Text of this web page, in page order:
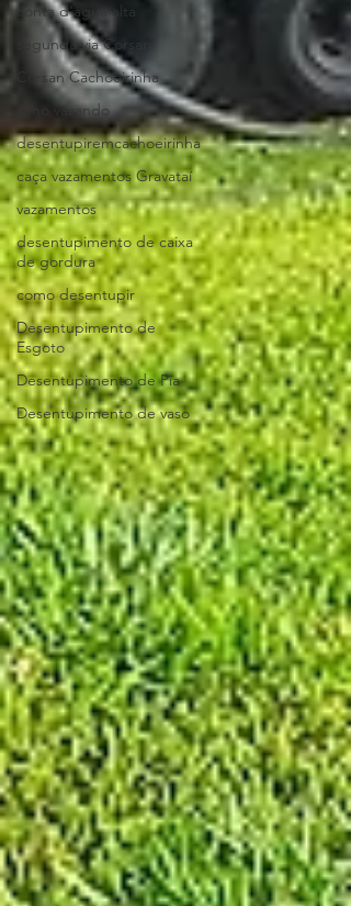
conta d'água alta
segunda via Corsan
Corsan Cachoeirinha
cano vazando
desentupiremcachoeirinha
caça vazamentos Gravataí
vazamentos
desentupimento de caixa
de gordura
como desentupir
Desentupimento de
Esgoto
Desentupimento de Pia
Desentupimento de vaso